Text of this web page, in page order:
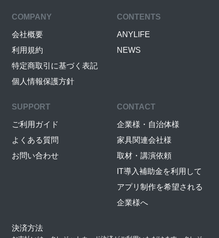
COMPANY
会社概要
利用規約
特定商取引に基づく表記
個人情報保護方針
CONTENTS
ANYLIFE
NEWS
SUPPORT
ご利用ガイド
よくある質問
お問い合わせ
CONTACT
企業様・自治体様
家具関連会社様
取材・講演依頼
IT導入補助金を利用して
アプリ制作を希望される
企業様へ
決済方法